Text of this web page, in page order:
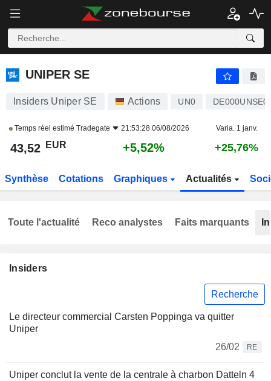
UNIPER SE
UNIPER SE
Insiders Uniper SE Actions UN0
Temps réel estimé Tradegate 21:53:28 06/08/2026 Varia. 1 janv.
43,52 EUR +5,52% +25,76%
Synthèse Cotations Graphiques Actualités
Insiders
Recherche
Le directeur commercial Carsten Poppinga va quitter
Uniper
26/02
RE
Uniper conclut la vente de la centrale à charbon Datteln 4
Toute l'actualité Reco analystes Faits marquants